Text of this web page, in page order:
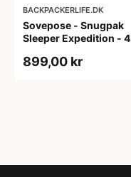
BACKPACKERLIFE.DK
Sovepose - Snugpak
Sleeper Expedition - 4
899,00 kr